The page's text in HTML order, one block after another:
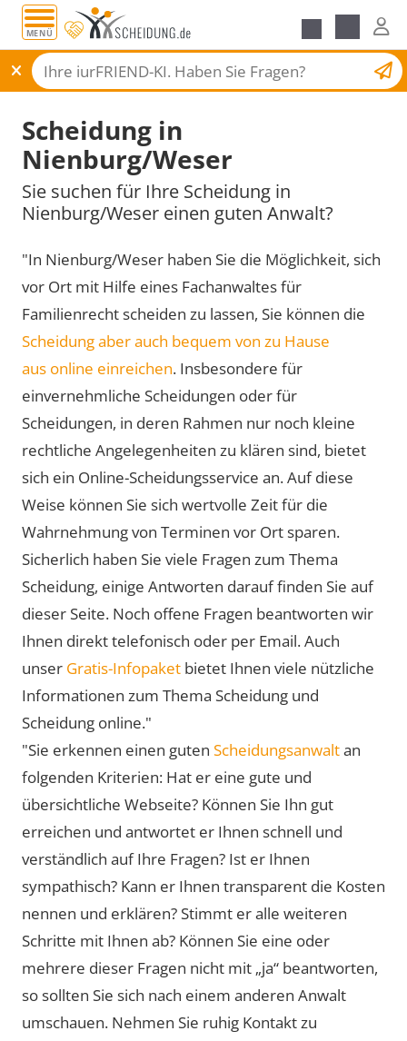
MENÜ
Scheidungsantrag
Scheidung in
Nienburg/Weser
Sie suchen für Ihre Scheidung in
Nienburg/Weser einen guten Anwalt?
"In Nienburg/Weser haben Sie die Möglichkeit, sich
vor Ort mit Hilfe eines Fachanwaltes für
Familienrecht scheiden zu lassen, Sie können die
Scheidung aber auch bequem von zu Hause
aus online einreichen. Insbesondere für
einvernehmliche Scheidungen oder für
Scheidungen, in deren Rahmen nur noch kleine
rechtliche Angelegenheiten zu klären sind, bietet
sich ein Online-Scheidungsservice an. Auf diese
Weise können Sie sich wertvolle Zeit für die
Wahrnehmung von Terminen vor Ort sparen.
Sicherlich haben Sie viele Fragen zum Thema
Scheidung, einige Antworten darauf finden Sie auf
dieser Seite. Noch offene Fragen beantworten wir
Ihnen direkt telefonisch oder per Email. Auch
unser Gratis-Infopaket bietet Ihnen viele nützliche
Informationen zum Thema Scheidung und
Scheidung online."
"Sie erkennen einen guten Scheidungsanwaltan
folgenden Kriterien: Hat er eine gute und
übersichtliche Webseite? Können Sie Ihn gut
erreichen und antwortet er Ihnen schnell und
verständlich auf Ihre Fragen? Ist er Ihnen
sympathisch? Kann er Ihnen transparent die Kosten
nennen und erklären? Stimmt er alle weiteren
Schritte mit Ihnen ab? Können Sie eine oder
mehrere dieser Fragen nicht mit „ja“ beantworten,
so sollten Sie sich nach einem anderen Anwalt
umschauen. Nehmen Sie ruhig Kontakt zu